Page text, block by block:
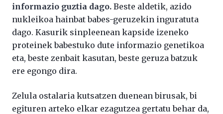
informazio guztia dago. Beste aldetik, azido
nukleikoa hainbat babes-geruzekin inguratuta
dago. Kasurik sinpleenean kapside izeneko
proteinek babestuko dute informazio genetikoa
eta, beste zenbait kasutan, beste geruza batzuk
ere egongo dira.
Zelula ostalaria kutsatzen duenean birusak, bi
egituren arteko elkar ezagutzea gertatu behar da,